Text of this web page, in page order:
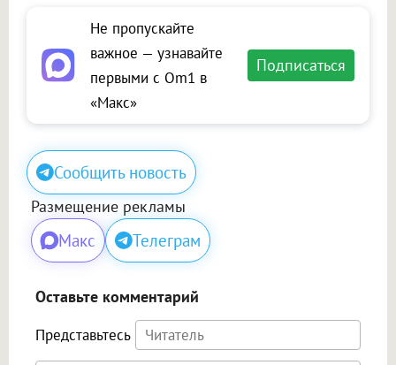
Не пропускайте
важное — узнавайте
первыми с Om1 в
«Макс»
Подписаться
Сообщить новость
Размещение рекламы
Макс Телеграм
Оставьте комментарий
Представьтесь